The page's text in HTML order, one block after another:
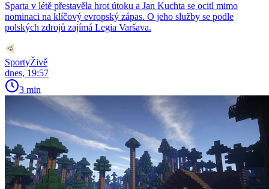
Sparta v létě přestavěla hrot útoku a Jan Kuchta se ocitl mimo
nominaci na klíčový evropský zápas. O jeho služby se podle
polských zdrojů zajímá Legia Varšava.
SportyŽivě
dnes, 19:57
3 min